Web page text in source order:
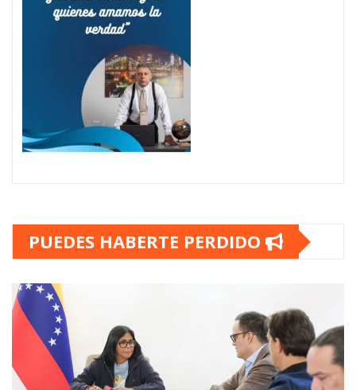
PUEDES HABERTE PERDIDO